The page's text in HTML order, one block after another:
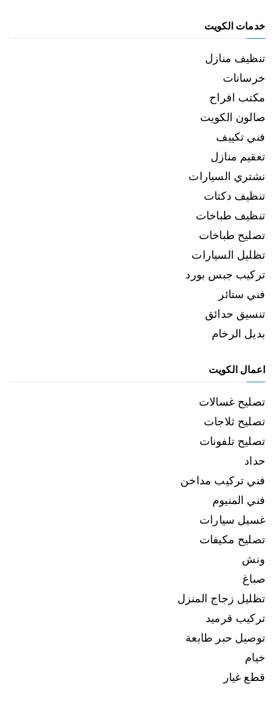
خدمات الكويت
تنظيف منازل
خرسانات
مكتب افراح
صالون الكويت
فني تكييف
تعقيم منازل
نشتري السيارات
تنظيف دكتات
تنظيف طباخات
تصليح طباخات
تظليل السيارات
تركيب جبس بورد
فني ستائر
تنسيق حدائق
بديل الرخام
اعمال الكويت
تصليح غسالات
تصليح ثلاجات
تصليح تلفونات
حداد
فني تركيب مداخن
فني المنيوم
غسيل سيارات
تصليح مكيفات
ونش
صباغ
تظليل زجاج المنزل
تركيب قرميد
توصيل حبر طابعة
خيام
قطع غيار